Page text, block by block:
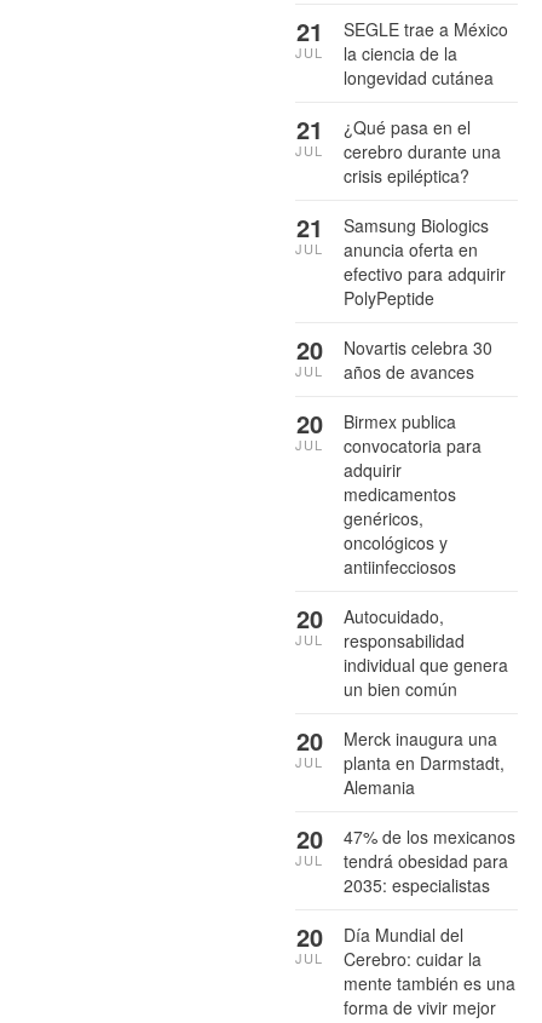
SEGLE trae a México
la ciencia de la
longevidad cutánea
21
JUL
¿Qué pasa en el
cerebro durante una
crisis epiléptica?
21
JUL
Samsung Biologics
anuncia oferta en
efectivo para adquirir
PolyPeptide
21
JUL
Novartis celebra 30
años de avances
20
JUL
Birmex publica
convocatoria para
adquirir
medicamentos
genéricos,
oncológicos y
antiinfecciosos
20
JUL
Autocuidado,
responsabilidad
individual que genera
un bien común
20
JUL
Merck inaugura una
planta en Darmstadt,
Alemania
20
JUL
47% de los mexicanos
tendrá obesidad para
2035: especialistas
20
JUL
Día Mundial del
Cerebro: cuidar la
mente también es una
forma de vivir mejor
20
JUL